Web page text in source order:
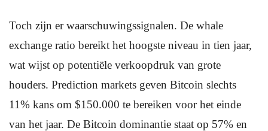
Toch zijn er waarschuwingssignalen. De whale
exchange ratio bereikt het hoogste niveau in tien jaar,
wat wijst op potentiële verkoopdruk van grote
houders. Prediction markets geven Bitcoin slechts
11% kans om $150.000 te bereiken voor het einde
van het jaar. De Bitcoin dominantie staat op 57% en